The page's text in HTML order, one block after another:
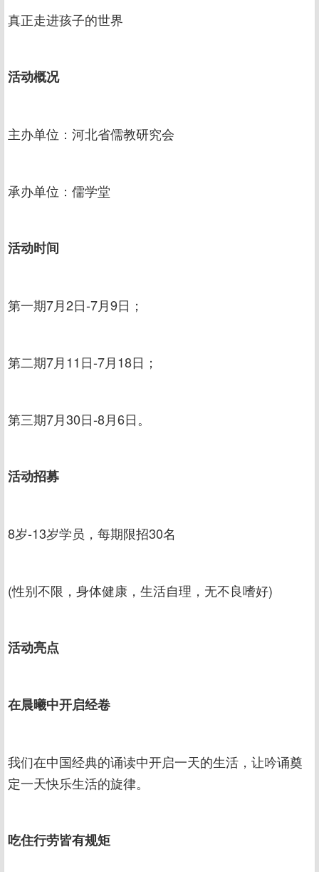
真正走进孩子的世界
活动概况
主办单位：河北省儒教研究会
承办单位：儒学堂
活动时间
第一期7月2日-7月9日；
第二期7月11日-7月18日；
第三期7月30日-8月6日。
活动招募
8岁-13岁学员，每期限招30名
(性别不限，身体健康，生活自理，无不良嗜好)
活动亮点
在晨曦中开启经卷
我们在中国经典的诵读中开启一天的生活，让吟诵奠
定一天快乐生活的旋律。
吃住行劳皆有规矩